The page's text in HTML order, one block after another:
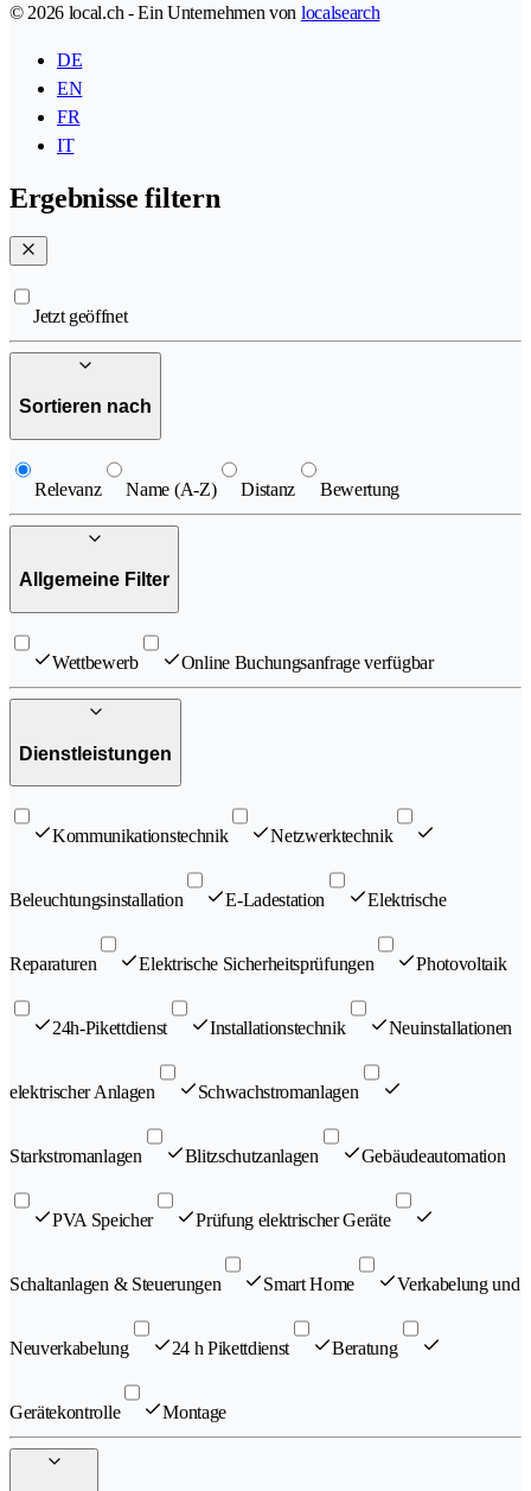
© 2026 local.ch - Ein Unternehmen von localsearch
DE
EN
FR
IT
Ergebnisse filtern
Jetzt geöffnet
Sortieren nach
Relevanz Name (A-Z) Distanz Bewertung
Allgemeine Filter
Wettbewerb Online Buchungsanfrage verfügbar
Dienstleistungen
Kommunikationstechnik Netzwerktechnik
Beleuchtungsinstallation E-Ladestation Elektrische
Reparaturen Elektrische Sicherheitsprüfungen Photovoltaik
24h-Pikettdienst Installationstechnik Neuinstallationen
elektrischer Anlagen Schwachstromanlagen
Starkstromanlagen Blitzschutzanlagen Gebäudeautomation
PVA Speicher Prüfung elektrischer Geräte
Schaltanlagen & Steuerungen Smart Home Verkabelung und
Neuverkabelung 24 h Pikettdienst Beratung
Gerätekontrolle Montage